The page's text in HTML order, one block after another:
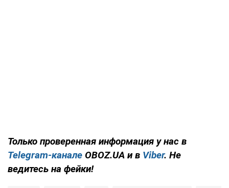
Только проверенная информация у нас в
Telegram-канале OBOZ.UA и в Viber. Не
ведитесь на фейки!